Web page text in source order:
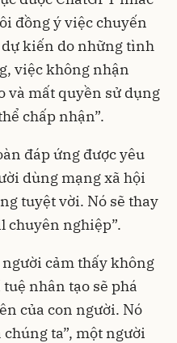
đồng ý việc chuyến
kiến do những tình
việc không nhận
và mất quyền sử dụng
chấp nhận”.
đáp ứng được yêu
dùng mạng xã hội
tuyệt vời. Nó sẽ thay
chuyên nghiệp”.
cảm thấy không
nhân tạo sẽ phá
của con người. Nó
ta”, một người